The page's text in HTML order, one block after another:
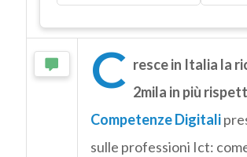
C resce in Italia la
2mila in più
Competenze Digitali
sulle professioni Ict: